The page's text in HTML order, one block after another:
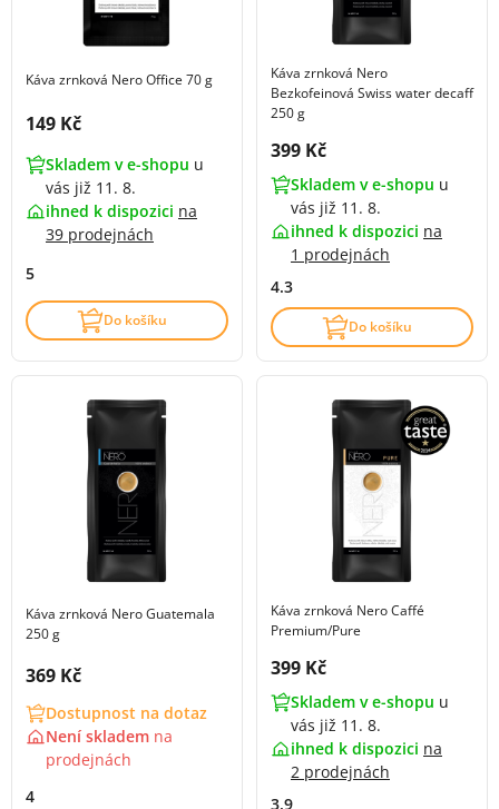
Káva zrnková Nero Office 70 g
Cena s DPH:
149 Kč
Skladem v e-shopu u
vás již 11. 8.
ihned k dispozici na
39 prodejnách
5
Do košíku
Káva zrnková Nero
Bezkofeinová Swiss water decaff
250 g
Cena s DPH:
399 Kč
Skladem v e-shopu u
vás již 11. 8.
ihned k dispozici na
1 prodejnách
4.3
Do košíku
Káva zrnková Nero Guatemala
250 g
Cena s DPH:
369 Kč
Dostupnost na dotaz
Není skladem na
prodejnách
4
Káva zrnková Nero Caffé
Premium/Pure
Cena s DPH:
399 Kč
Skladem v e-shopu u
vás již 11. 8.
ihned k dispozici na
2 prodejnách
3.9